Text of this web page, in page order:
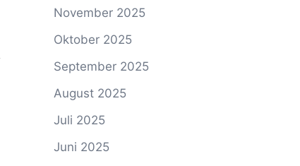
November 2025
Oktober 2025
September 2025
August 2025
Juli 2025
Juni 2025